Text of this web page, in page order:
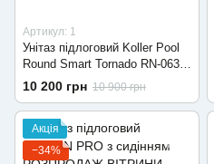
Артикул: 1
Унітаз підлоговий Koller Pool
Round Smart Tornado RN-0630-
RQ-C з бачком і сидінням Soft
10 200 грн 10 900 грн
Акція
−34%